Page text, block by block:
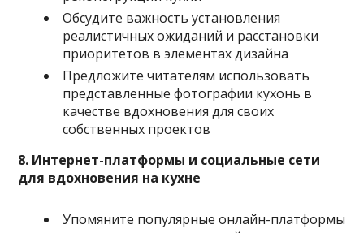
Обсудите важность установления
реалистичных ожиданий и расстановки
приоритетов в элементах дизайна
Предложите читателям использовать
представленные фотографии кухонь в
качестве вдохновения для своих
собственных проектов
8. Интернет-платформы и социальные сети
для вдохновения на кухне
Упомяните популярные онлайн-платформы